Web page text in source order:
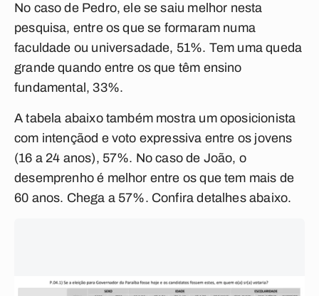
No caso de Pedro, ele se saiu melhor nesta
pesquisa, entre os que se formaram numa
faculdade ou universadade, 51%. Tem uma queda
grande quando entre os que têm ensino
fundamental, 33%.
A tabela abaixo também mostra um oposicionista
com intençãod e voto expressiva entre os jovens
(16 a 24 anos), 57%. No caso de João, o
desemprenho é melhor entre os que tem mais de
60 anos. Chega a 57%. Confira detalhes abaixo.